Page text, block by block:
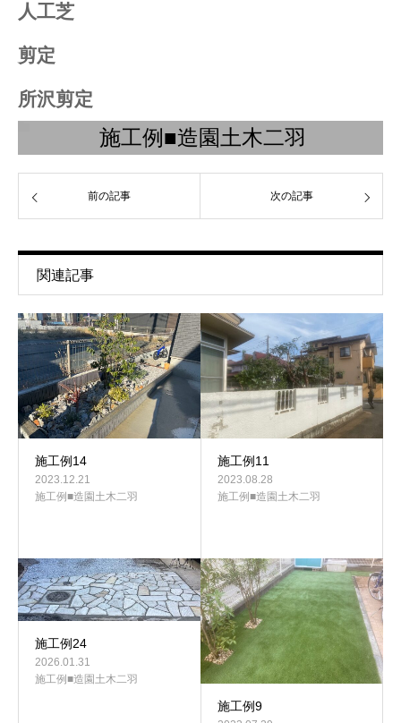
人工芝
剪定
所沢剪定
施工例■造園土木二羽
前の記事 次の記事
関連記事
施工例14
2023.12.21
施工例■造園土木二羽
施工例11
2023.08.28
施工例■造園土木二羽
施工例24
2026.01.31
施工例■造園土木二羽
施工例9